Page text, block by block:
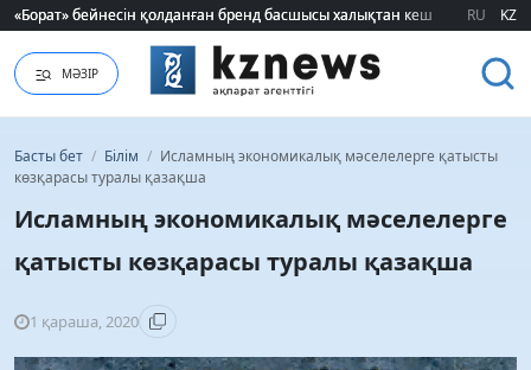
«Борат» бейнесін қолданған бренд басшысы халықтан кешірім сұрады
«Борат» бейнесін қолданған бренд басшысы халықтан кешірім сұрады
RU KZ
МӘЗІР
Басты бет / Білім / Исламның экономикалық мәселелерге қатысты
көзқарасы туралы қазақша
Исламның экономикалық мәселелерге
қатысты көзқарасы туралы қазақша
1 қараша, 2020